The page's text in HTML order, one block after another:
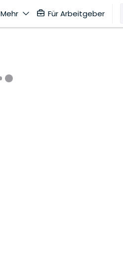
Mehr Für Arbeitgeber